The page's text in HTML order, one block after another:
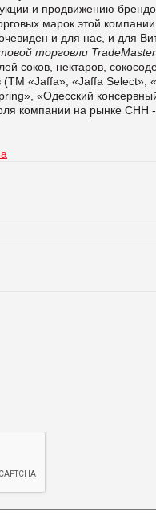
и продвижению
марок этой
и для нас, и для
торговли TradeMaster
соков, нектаров,
(ТМ «Jaffa», «Jaffa Select»,
«Одесский
компании на рынке СНН